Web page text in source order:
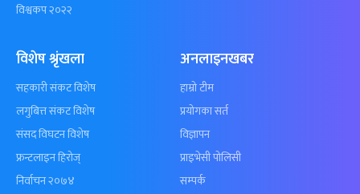
विश्वकप २०२२
विशेष श्रृंखला
सहकारी संकट विशेष
लगुबित्त संकट विशेष
संसद विघटन विशेष
फ्रन्टलाइन हिरोज्
निर्वाचन २०७४
अनलाइनखबर
हाम्रो टीम
प्रयोगका सर्त
विज्ञापन
प्राइभेसी पोलिसी
सम्पर्क